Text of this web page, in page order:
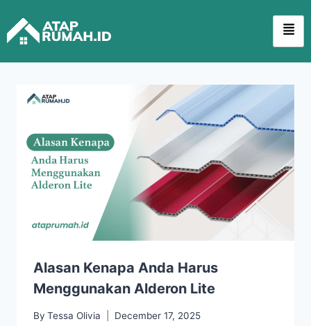
Alasan Kenapa Anda Harus
Menggunakan Alderon Lite
By Tessa Olivia December 17, 2025